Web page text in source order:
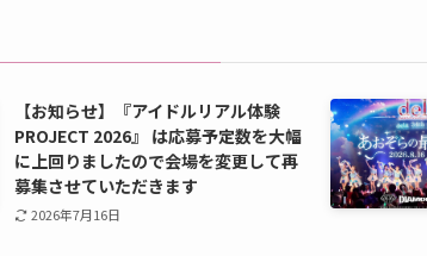
【お知らせ】『アイドルリアル体験
PROJECT 2026』 は応募予定数を大幅
に上回りましたので会場を変更して再
募集させていただきます
2026年7月16日